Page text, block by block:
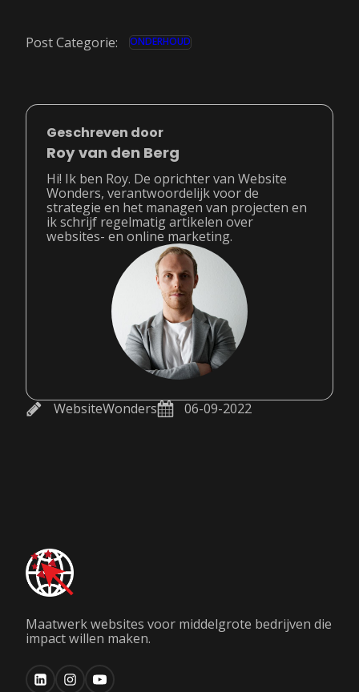
WebsiteWonders 06-09-2022
Post Categorie: ONDERHOUD
Geschreven door
Roy van den Berg
Hi! Ik ben Roy. De oprichter van Website
Wonders, verantwoordelijk voor de
strategie en het managen van projecten en
ik schrijf regelmatig artikelen over
websites- en online marketing.
Maatwerk websites voor middelgrote bedrijven die
impact willen maken.